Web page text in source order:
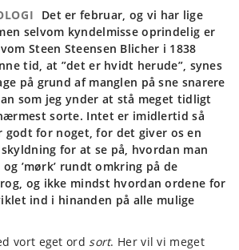
Det er februar, og vi har lige
selvom kyndelmisse oprindelig er
Steen Steensen Blicher i 1838
tid, at ”det er hvidt herude”, synes
på grund af manglen på sne snarere
som jeg ynder at stå meget tidligt
sorte. Intet er imidlertid så
godt for noget, for det giver os en
for at se på, hvordan man
og ’mørk’ rundt omkring på de
og ikke mindst hvordan ordene for
viklet ind i hinanden på alle mulige
vort eget ord sort. Her vil vi meget